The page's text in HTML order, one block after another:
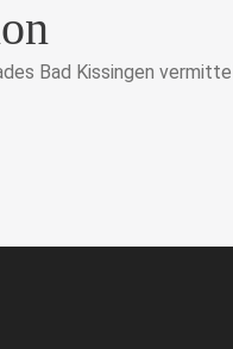
Bad Kissingen